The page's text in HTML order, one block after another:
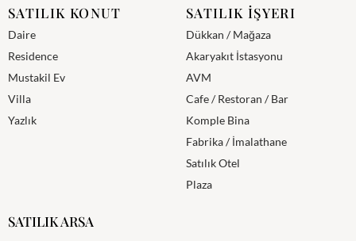
SATILIK KONUT
Daire
Residence
Mustakil Ev
Villa
Yazlık
SATILIK İŞYERI
Dükkan / Mağaza
Akaryakıt İstasyonu
AVM
Cafe / Restoran / Bar
Komple Bina
Fabrika / İmalathane
Satılık Otel
Plaza
SATILIK ARSA